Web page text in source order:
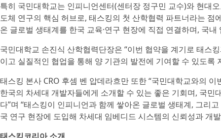
특히 국민대학교는 인피니언센터(센터장 정구민 교수)와 현대
도체 연구의 핵심 허브로, 태스킹의 첫 산학협력 파트너라는
온 글로벌 생태계를 한국 교육·연구 현장에 직접 연결하며, 국
국민대학교 손진식 산학협력단장은 “이번 협약을 계기로 태스
이고 실질적인 협업을 통해 양 기관의 발전에 기여할 수 있도록
태스킹 본사 CRO 후셈 벤 압데라흐만 또한 “국민대학교와의
한국의 차세대 개발자들에게 소개할 수 있는 좋은 기회며, 국
다”며 “태스킹이 인피니언과 함께 쌓아온 글로벌 생태계, 그리
국 연구 현장에 도입해 차세대 임베디드 시스템의 신뢰성과 개